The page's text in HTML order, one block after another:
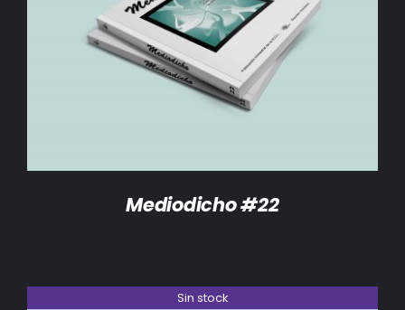
DETALLES
Mediodicho #22
Sin stock